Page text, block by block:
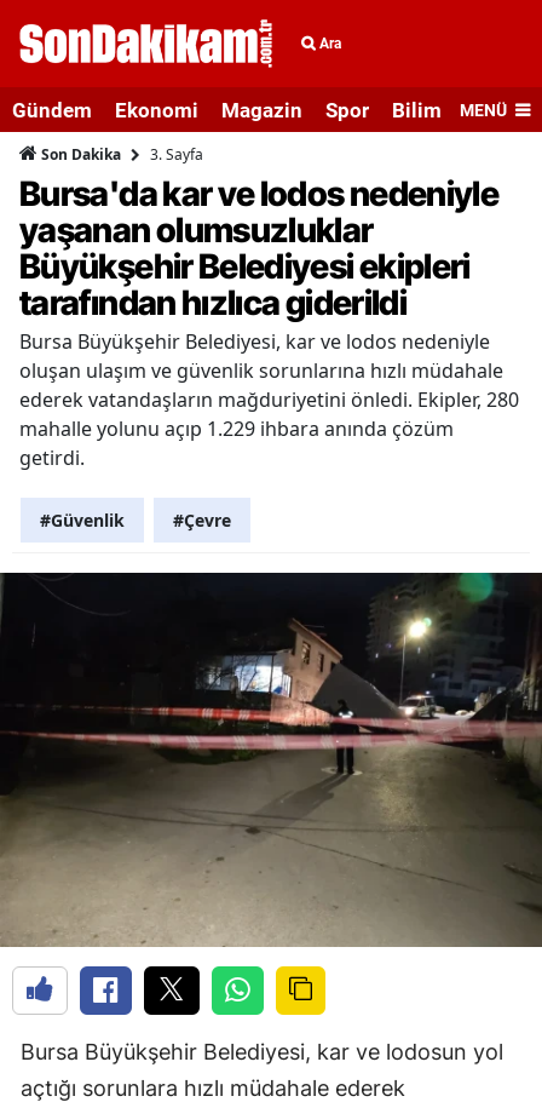
Ara
Gündem Ekonomi Magazin Spor Bilim veMENÜ
Son Dakika 3. Sayfa
Bursa'da kar ve lodos nedeniyle
yaşanan olumsuzluklar
Büyükşehir Belediyesi ekipleri
tarafından hızlıca giderildi
Bursa Büyükşehir Belediyesi, kar ve lodos nedeniyle
oluşan ulaşım ve güvenlik sorunlarına hızlı müdahale
ederek vatandaşların mağduriyetini önledi. Ekipler, 280
mahalle yolunu açıp 1.229 ihbara anında çözüm
getirdi.
#Güvenlik #Çevre
Bursa Büyükşehir Belediyesi, kar ve lodosun yol
açtığı sorunlara hızlı müdahale ederek